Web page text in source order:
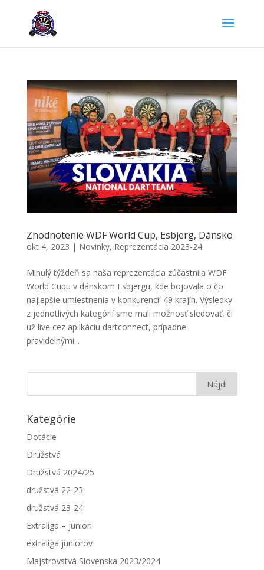
Zhodnotenie WDF World Cup, Esbjerg, Dánsko
okt 4, 2023 | Novinky, Reprezentácia 2023-24
Minulý týždeň sa naša reprezentácia zúčastnila WDF
World Cupu v dánskom Esbjergu, kde bojovala o čo
najlepšie umiestnenia v konkurencií 49 krajín. Výsledky
z jednotlivých kategórií sme mali možnosť sledovať, či
už live cez aplikáciu dartconnect, prípadne
pravidelnými...
Kategórie
Dotácie
Družstvá
Družstvá 2024/25
družstvá 22-23
družstvá 23-24
Extraliga – juniori
extraliga juniorov
Majstrovstvá Slovenska 2023/2024